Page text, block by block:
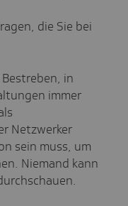
die Sie bei
in
immer
Netzwerker
sein muss, um
Niemand kann